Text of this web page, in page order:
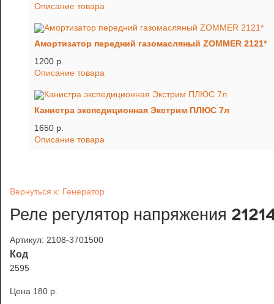
Описание товара
Амортизатор передний газомасляный ZOMMER 2121*
1200 p.
Описание товара
Канистра экспедиционная Экстрим ПЛЮС 7л
1650 p.
Описание товара
Вернуться к: Генератор
Реле регулятор напряжения
Артикул: 2108-3701500
Код
2595
Цена 180 p.